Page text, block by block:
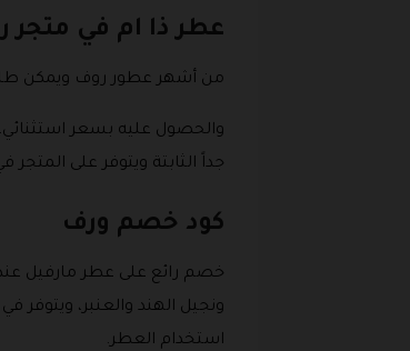
عطر ذا ام في
من أشهر عطور روف ويمكن
والحصول عليه بسعر استثنائي،
جداً الثابتة ويتوفر على المتجر في عبوة 50 مل ويمكن الحصول عليه بخصم
كود خصم ورف
خصم رائع على عطر مارفيل
استخدام العطر.